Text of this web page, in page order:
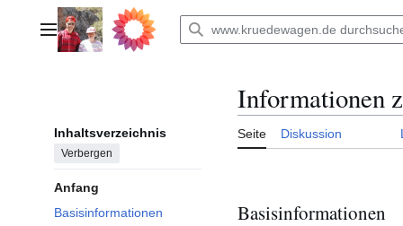
springenHauptmenü
Inhaltsverzeichnis
Verbergen
Anfang
Basisinformationen
Informationen
Seite Diskussion
Basisinformationen